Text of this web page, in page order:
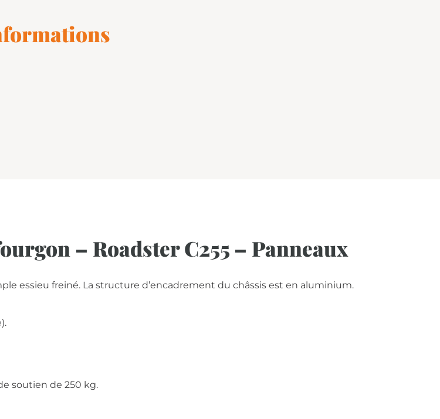
– Roadster C255 – Panneaux
essieu freiné. La structure d’encadrement du châssis est en aluminium.
soutien de 250 kg.